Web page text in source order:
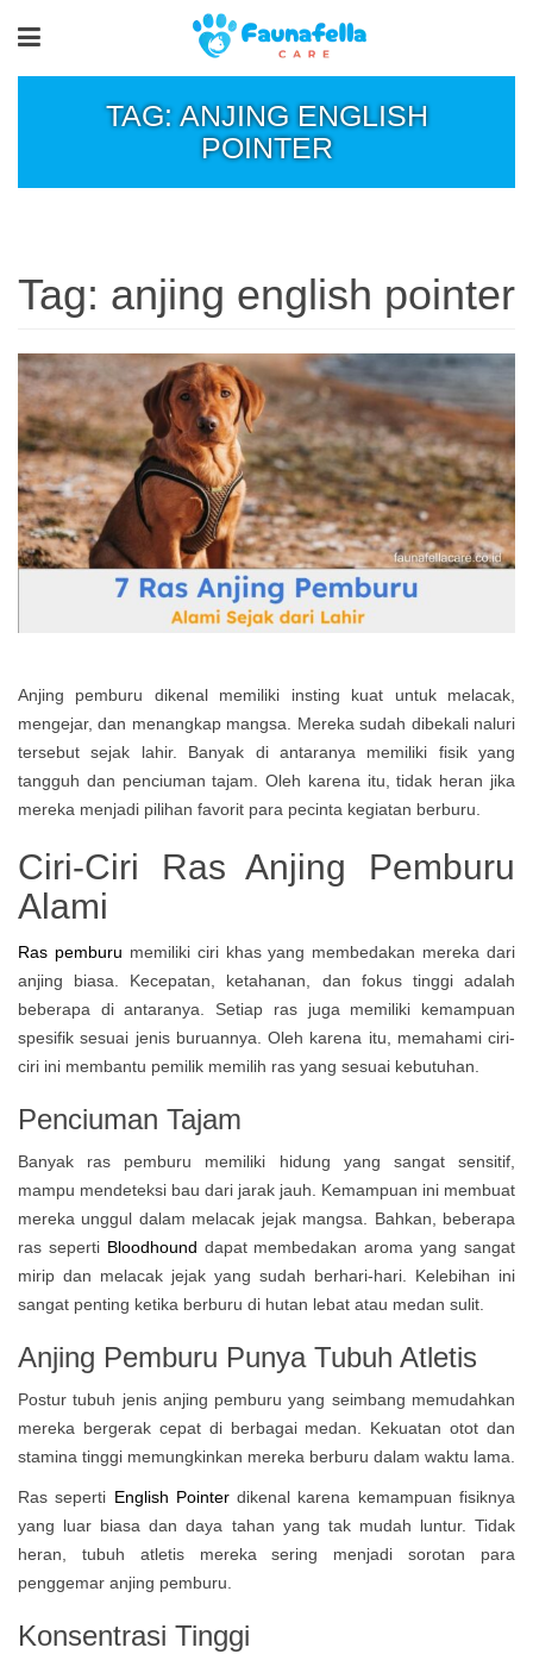
TAG: ANJING ENGLISH
POINTER
Tag: anjing english pointer
Anjing pemburu dikenal memiliki insting kuat untuk melacak,
mengejar, dan menangkap mangsa. Mereka sudah dibekali naluri
tersebut sejak lahir. Banyak di antaranya memiliki fisik yang
tangguh dan penciuman tajam. Oleh karena itu, tidak heran jika
mereka menjadi pilihan favorit para pecinta kegiatan berburu.
Ciri-Ciri Ras Anjing Pemburu
Alami
Ras pemburu memiliki ciri khas yang membedakan mereka dari
anjing biasa. Kecepatan, ketahanan, dan fokus tinggi adalah
beberapa di antaranya. Setiap ras juga memiliki kemampuan
spesifik sesuai jenis buruannya. Oleh karena itu, memahami ciri-
ciri ini membantu pemilik memilih ras yang sesuai kebutuhan.
Penciuman Tajam
Banyak ras pemburu memiliki hidung yang sangat sensitif,
mampu mendeteksi bau dari jarak jauh. Kemampuan ini membuat
mereka unggul dalam melacak jejak mangsa. Bahkan, beberapa
ras seperti Bloodhound dapat membedakan aroma yang sangat
mirip dan melacak jejak yang sudah berhari-hari. Kelebihan ini
sangat penting ketika berburu di hutan lebat atau medan sulit.
Anjing Pemburu Punya Tubuh Atletis
Postur tubuh jenis anjing pemburu yang seimbang memudahkan
mereka bergerak cepat di berbagai medan. Kekuatan otot dan
stamina tinggi memungkinkan mereka berburu dalam waktu lama.
Ras seperti English Pointerdikenal karena kemampuan fisiknya
yang luar biasa dan daya tahan yang tak mudah luntur. Tidak
heran, tubuh atletis mereka sering menjadi sorotan para
penggemar anjing pemburu.
Konsentrasi Tinggi